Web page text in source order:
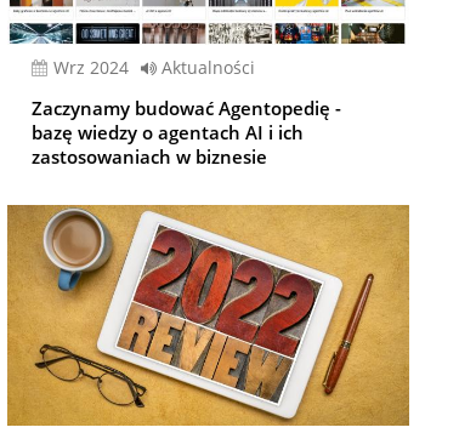
wrz 2024 Aktualności
Zaczynamy budować Agentopedię -
bazę wiedzy o agentach AI i ich
zastosowaniach w biznesie